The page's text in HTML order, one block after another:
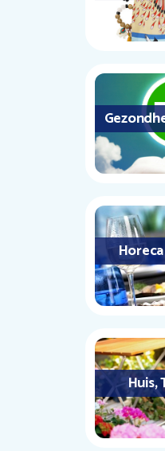
Huis,